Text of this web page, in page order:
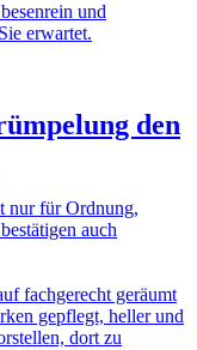
und
erwartet.
den
nur für Ordnung,
auch
fachgerecht geräumt
gepflegt, heller und
dort zu